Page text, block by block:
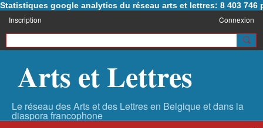
Statistiques google analytics du réseau arts et lettres: 8 403 746
Inscription Connexion
Arts et Lettres